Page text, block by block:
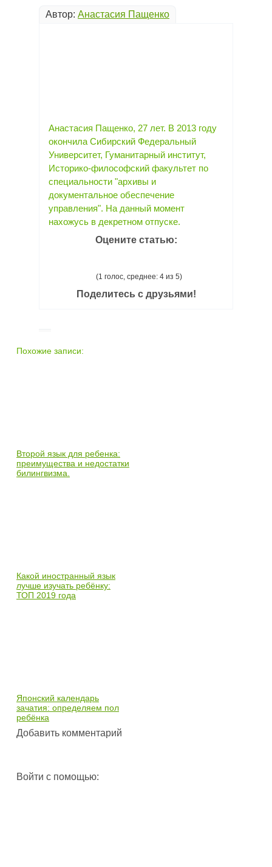
Автор: Анастасия Пащенко
Анастасия Пащенко, 27 лет. В 2013 году
окончила Сибирский Федеральный
Университет, Гуманитарный институт,
Историко-философский факультет по
специальности "архивы и
документальное обеспечение
управления". На данный момент
нахожусь в декретном отпуске.
Оцените статью:
(1 голос, среднее: 4 из 5)
Поделитесь с друзьями!
Похожие записи:
Второй язык для ребенка:
преимущества и недостатки
билингвизма.
Какой иностранный язык
лучше изучать ребёнку:
ТОП 2019 года
Японский календарь
зачатия: определяем пол
ребёнка
Добавить комментарий
Войти с помощью: